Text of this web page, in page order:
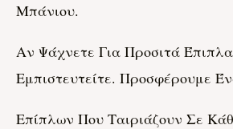
Μπάνιου.
Αν Ψάχνετε Για Προσιτά
Εμπιστευτείτε. Προσφέρουμε
Επίπλων Που Ταιριάζουν Σε